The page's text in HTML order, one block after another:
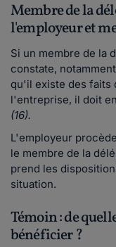
Membre de la
l'employeur et
Si un membre de la
constate,
qu'il existe des faits
l'entreprise, il doit en
(16).
L'employeur
le membre de la
prend les
situation.
Témoin : de
bénéficier ?